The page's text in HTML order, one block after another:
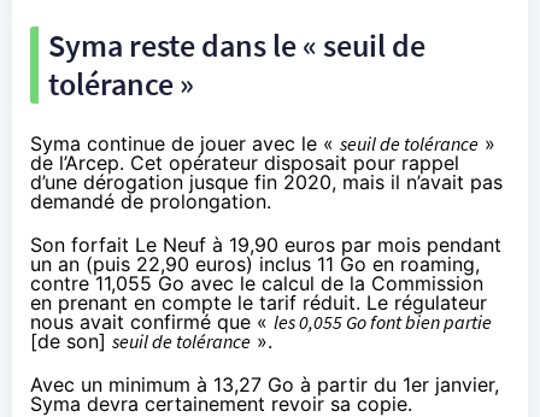
Syma reste dans le « seuil de
tolérance »
Syma continue de jouer avec le « seuil de tolérance »
de l’Arcep. Cet opérateur disposait pour rappel
d’une dérogation jusque fin 2020, mais il n’avait pas
demandé de prolongation.
Son forfait Le Neuf à 19,90 euros par mois pendant
un an (puis 22,90 euros) inclus 11 Go en roaming,
contre 11,055 Go avec le calcul de la Commission
en prenant en compte le tarif réduit. Le régulateur
nous avait confirmé que « les 0,055 Go font bien partie
[de son] seuil de tolérance ».
Avec un minimum à 13,27 Go à partir du 1er janvier,
Syma devra certainement revoir sa copie.